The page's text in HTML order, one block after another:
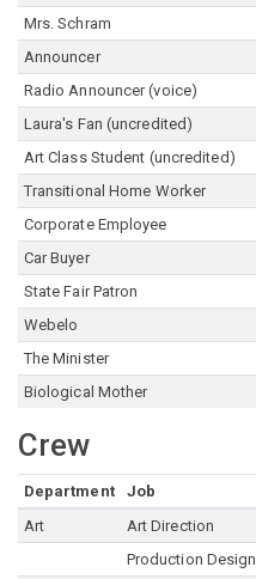
Mrs. Schram
Announcer
Radio Announcer (voice)
Laura's Fan (uncredited)
Art Class Student (uncredited)
Transitional Home Worker
Corporate Employee
Car Buyer
State Fair Patron
Webelo
The Minister
Biological Mother
Crew
Department Job
Art
Art Direction
Production Design